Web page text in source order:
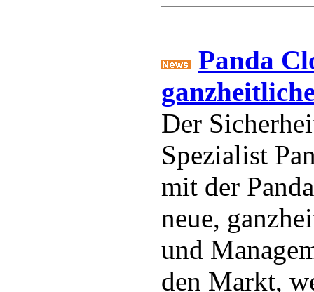
Panda
Der
Spezialist
mit der
neue,
und
den Markt,